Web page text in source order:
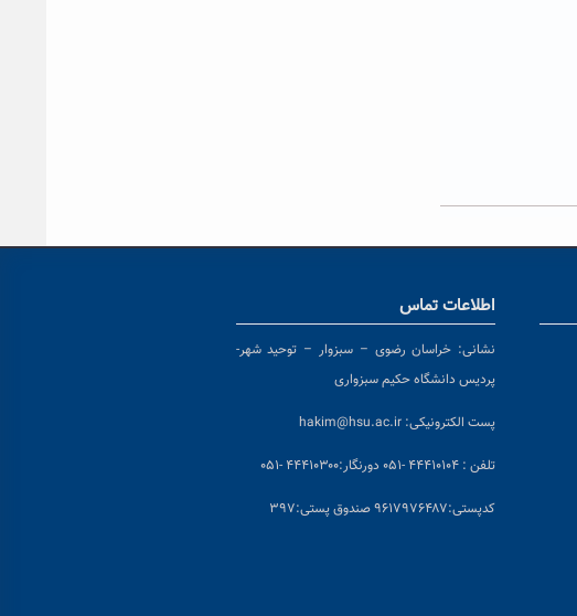
اطلاعات تماس
نشانی: خراسان رضوی – سبزوار – توحید شهر-
پردیس دانشگاه حکیم سبزواری
پست الکترونیکی: hakim@hsu.ac.ir
تلفن : ۴۴۴۱۰۱۰۴ -۰۵۱ دورنگار:۴۴۴۱۰۳۰۰ -۰۵۱
کدپستی:۹۶۱۷۹۷۶۴۸۷ صندوق پستی:۳۹۷